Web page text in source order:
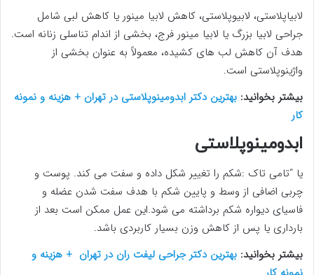
لابیاپلاستی، لابیوپلاستی، کاهش لابیا مینور یا کاهش لبی شامل
جراحی لابیا بزرگ یا لابیا مینور فرج، بخشی از اندام تناسلی زنانه است.
هدف آن کاهش لب های کشیده، معمولاً به عنوان بخشی از
واژینوپلاستی است.
بیشتر بخوانید: بهترین دکتر ابدومینوپلاستی در تهران + هزینه و نمونه
کار
ابدومینوپلاستی
یا “تامی تاک :شکم را تغییر شکل داده و سفت می کند. پوست و
چربی اضافی از وسط و پایین شکم با هدف سفت شدن عضله و
فاسیای دیواره شکم برداشته می شود.این عمل ممکن است بعد از
بارداری یا پس از کاهش وزن بسیار کاربردی باشد.
بیشتر بخوانید: بهترین دکتر جراحی لیفت ران در تهران + هزینه و